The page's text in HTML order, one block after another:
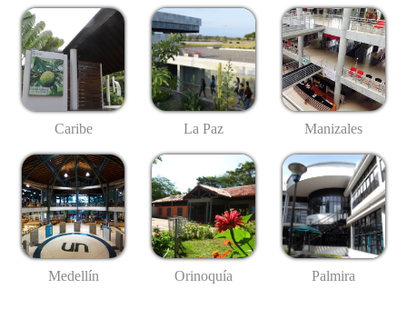
Caribe La Paz Manizales
Medellín Orinoquía Palmira